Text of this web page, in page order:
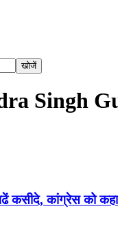
Singh
कसीदे, कांग्रेस को